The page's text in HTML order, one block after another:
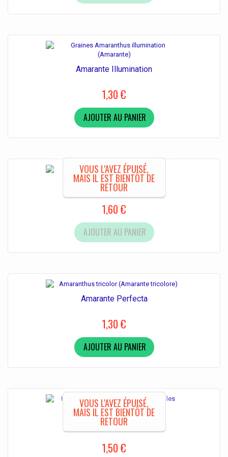
Amarante Illumination
1,30 €
AJOUTER AU PANIER
VOUS L'AVEZ ÉPUISÉ,
MAIS IL EST BIENTÔT DE
RETOUR
Zamier furfuracé
1,60 €
AJOUTER AU PANIER
Amarante Perfecta
1,30 €
AJOUTER AU PANIER
VOUS L'AVEZ ÉPUISÉ,
MAIS IL EST BIENTÔT DE
RETOUR
Heuchère Dales Strain
1,50 €